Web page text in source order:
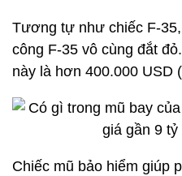
Tương tự như chiếc F-
công F-35 vô cùng đắt
này là hơn 400.000 USD
Chiếc mũ bảo hiểm giúp